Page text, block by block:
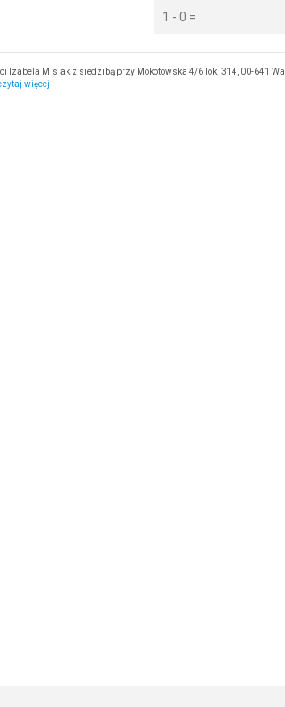
Izabela Misiak z siedzibą przy Mokotowska 4/6 lok. 314, 00-641
więcej